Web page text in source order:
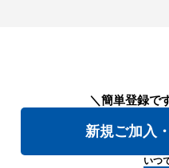
＼簡単登録で
新規ご加入
いつ